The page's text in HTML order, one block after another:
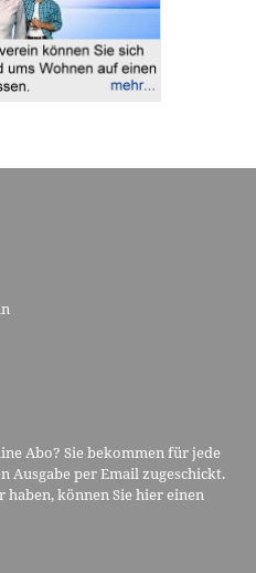
Abo? Sie bekommen für jede
Ausgabe per Email zugeschickt.
können Sie hier einen